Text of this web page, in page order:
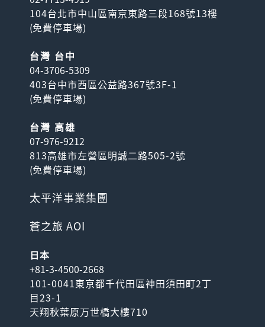
104台北市中山區南京東路三段168號13樓
(免費停車場)
台灣 台中
04-3706-5309
403台中市西區公益路367號3F-1
(免費停車場)
台灣 高雄
07-976-9212
813高雄市左營區明誠二路505-2號
(免費停車場)
太平洋事業集團
蒼之旅 AOI
日本
+81-3-4500-2668
101-0041東京都千代田區神田須田町2丁
目23-1
天翔秋葉原万世橋大樓710